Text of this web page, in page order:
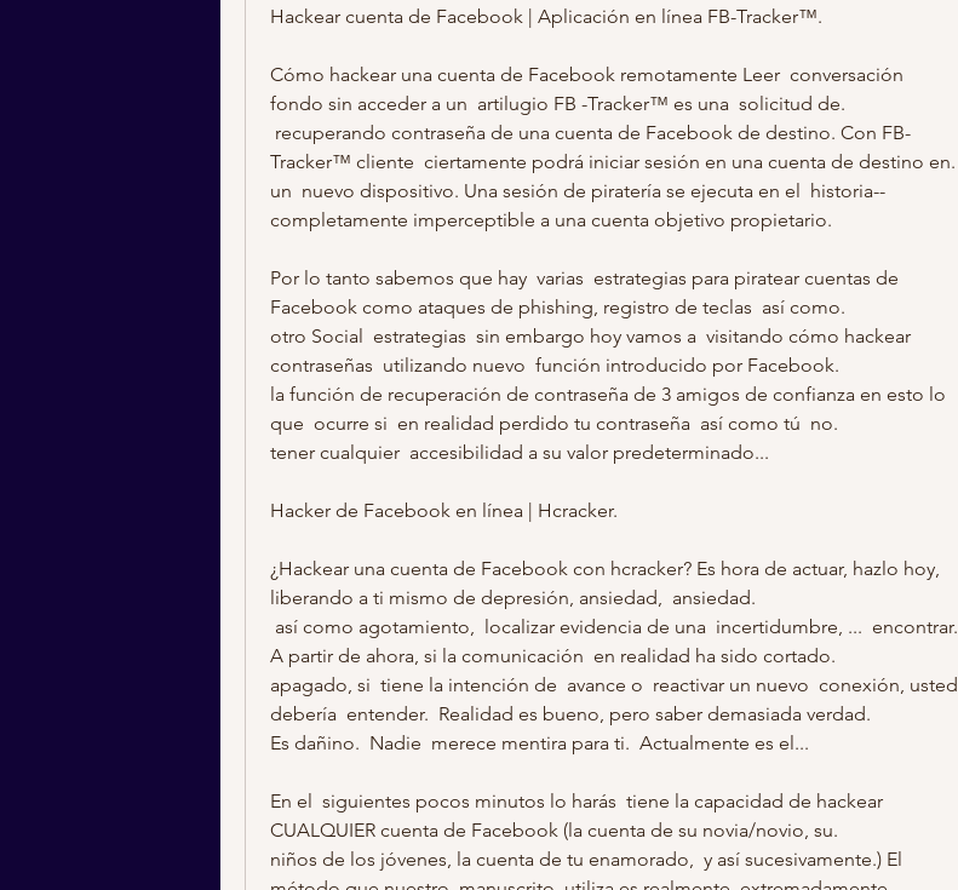
Hackear cuenta de Facebook | Aplicación en línea FB-Tracker™.
Cómo hackear una cuenta de Facebook remotamente Leer  conversación
fondo sin acceder a un  artilugio FB -Tracker™ es una  solicitud de.
Tracker™ cliente  ciertamente podrá iniciar sesión en una cuenta de destino en.
un  nuevo dispositivo. Una sesión de piratería se ejecuta en el  historia--
completamente imperceptible a una cuenta objetivo propietario.
Por lo tanto sabemos que hay  varias  estrategias para piratear cuentas de
Facebook como ataques de phishing, registro de teclas  así como.
otro Social  estrategias  sin embargo hoy vamos a  visitando cómo hackear
contraseñas  utilizando nuevo  función introducido por Facebook.
la función de recuperación de contraseña de 3 amigos de confianza en esto lo
que  ocurre si  en realidad perdido tu contraseña  así como tú  no.
tener cualquier  accesibilidad a su valor predeterminado...
Hacker de Facebook en línea | Hcracker.
¿Hackear una cuenta de Facebook con hcracker? Es hora de actuar, hazlo hoy,
liberando a ti mismo de depresión, ansiedad,  ansiedad.
A partir de ahora, si la comunicación  en realidad ha sido cortado.
apagado, si  tiene la intención de  avance o  reactivar un nuevo  conexión, usted
debería  entender.  Realidad es bueno, pero saber demasiada verdad.
Es dañino.  Nadie  merece mentira para ti.  Actualmente es el...
En el  siguientes pocos minutos lo harás  tiene la capacidad de hackear
CUALQUIER cuenta de Facebook (la cuenta de su novia/novio, su.
niños de los jóvenes, la cuenta de tu enamorado,  y así sucesivamente.) El